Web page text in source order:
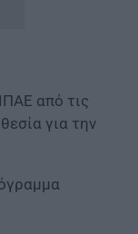
από τις
για την